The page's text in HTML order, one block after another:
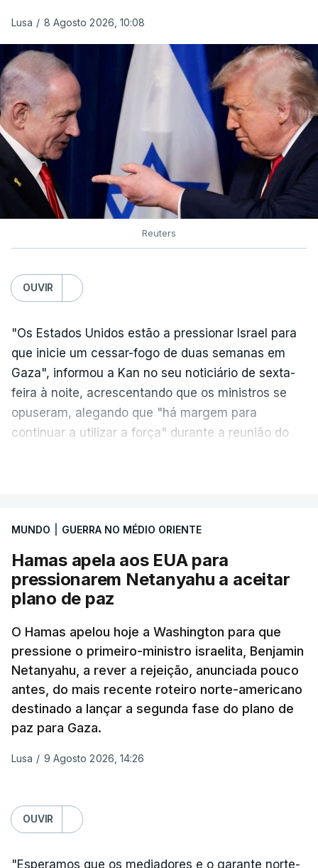
Lusa / 8 Agosto 2026, 10:08
Reuters
OUVIR
"Os Estados Unidos estão a pressionar Israel para
que inicie um cessar-fogo de duas semanas em
Gaza", informou a Kan no seu noticiário de sexta-
feira à noite, acrescentando que os ministros se
opuseram, alegando que "há margem para
continuar a utilizar a força" durante a reunião do
aplicação do plano de desarmamento do Hamas.
Além disso, o correspondente do canal de
televisão israelita i24News, que também teve
acesso às deliberações do Gabinete, recordou na
autorização formal de Israel para a entrada em
Gaza da Força Internacional de Estabilização, um
contingente multinacional proposto no âmbito do
Conselho da Paz promovido por Trump.
Meios de comunicação social israelitas
informaram, após a reunião do Gabinete de
a retoma dos ataques aéreos em Gaza,
interrompidos desde segunda-feira.
MUNDO GUERRA NO MÉDIO ORIENTE
Hamas apela aos EUA para
pressionarem Netanyahu a aceitar
plano de paz
O Hamas apelou hoje a Washington para que
pressione o primeiro-ministro israelita, Benjamin
Netanyahu, a rever a rejeição, anunciada pouco
antes, do mais recente roteiro norte-americano
destinado a lançar a segunda fase do plano de
paz para Gaza.
Lusa / 9 Agosto 2026, 14:26
OUVIR
"Esperamos que os mediadores e o garante norte-